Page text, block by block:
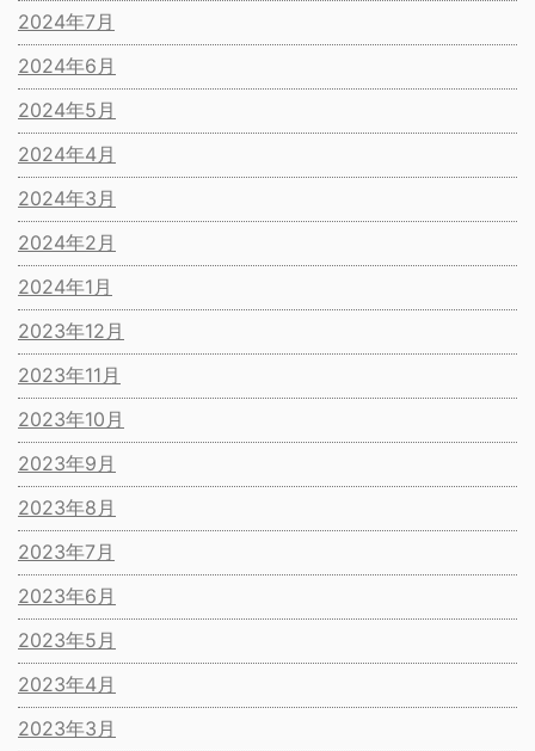
2024年7月
2024年6月
2024年5月
2024年4月
2024年3月
2024年2月
2024年1月
2023年12月
2023年11月
2023年10月
2023年9月
2023年8月
2023年7月
2023年6月
2023年5月
2023年4月
2023年3月